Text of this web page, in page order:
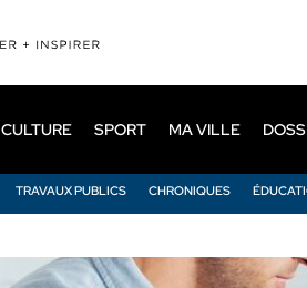
TRAVAUX PUBLICS CHRONIQUES
CULTURE SPORT MA VILLE